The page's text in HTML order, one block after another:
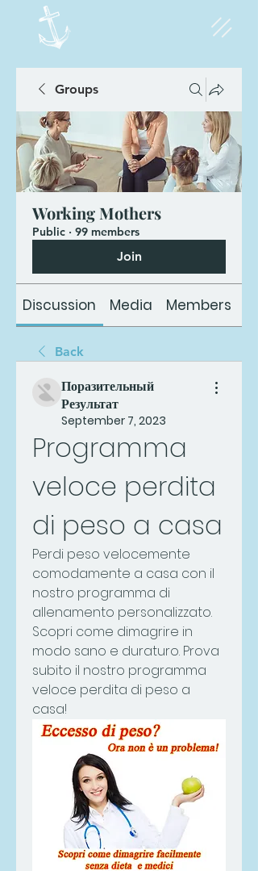
Groups
Working Mothers
Public · 99 members
Join
Discussion Media Members
Back
Поразительный
Результат
September 7, 2023
Programma
veloce perdita
di peso a casa
Perdi peso velocemente
comodamente a casa con il
nostro programma di
allenamento personalizzato.
Scopri come dimagrire in
modo sano e duraturo. Prova
subito il nostro programma
veloce perdita di peso a
casa!